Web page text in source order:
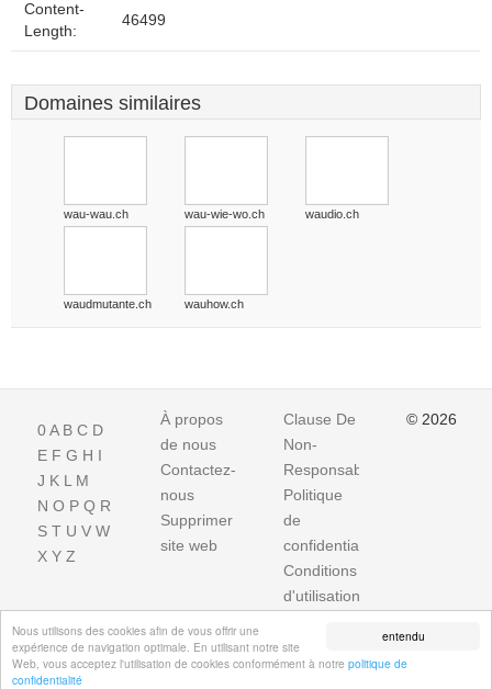
entendu
Nous utilisons des cookies afin de vous offrir une
expérience de navigation optimale. En utilisant notre site
Web, vous acceptez l'utilisation de cookies conformément à notre politique de
confidentialité
Content-
Length:
46499
Domaines similaires
wau-wau.ch wau-wie-wo.ch waudio.ch
waudmutante.ch wauhow.ch
0A B C D
E F G H I
J K L M
N O P Q R
S T U V W
X Y Z
À propos
de nous
Contactez-
nous
Supprimer
site web
Clause De
Non-
Responsabilite
Politique
de
confidentialité
Conditions
d'utilisation
© 2026